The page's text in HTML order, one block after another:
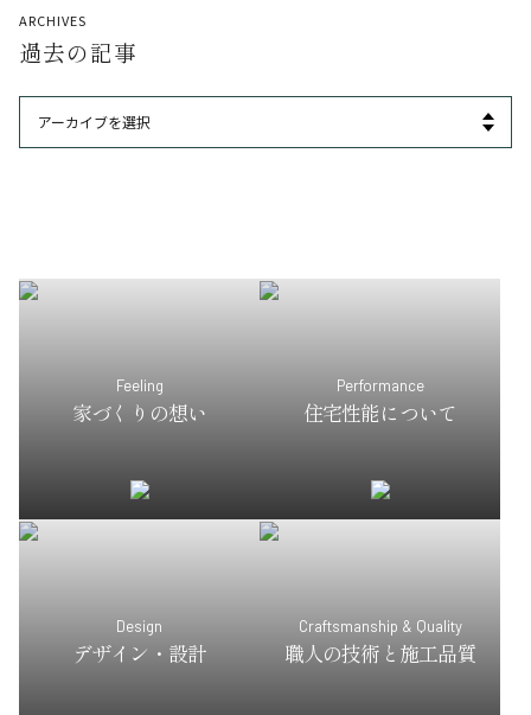
ARCHIVES
過去の記事
Feeling
家づくりの想い
Performance
住宅性能について
Design
デザイン・設計
Craftsmanship & Quality
職人の技術と施工品質